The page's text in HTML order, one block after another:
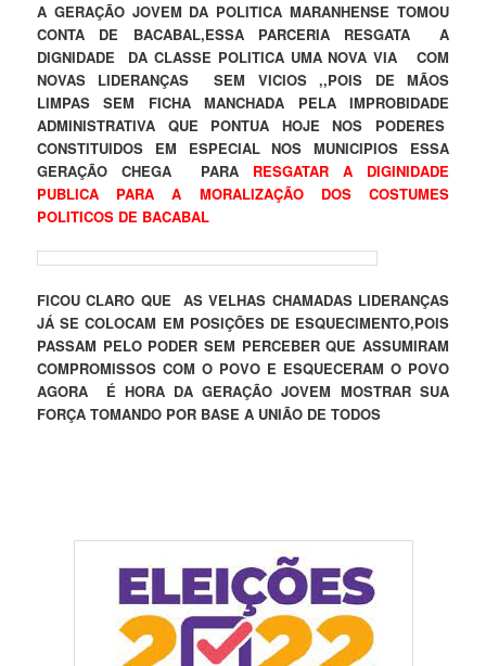
A GERAÇÃO JOVEM DA POLITICA MARANHENSE TOMOU
CONTA DE BACABAL,ESSA PARCERIA RESGATA A
DIGNIDADE DA CLASSE POLITICA UMA NOVA VIA COM
NOVAS LIDERANÇAS SEM VICIOS ,,POIS DE MÃOS
LIMPAS SEM FICHA MANCHADA PELA IMPROBIDADE
ADMINISTRATIVA QUE PONTUA HOJE NOS PODERES
CONSTITUIDOS EM ESPECIAL NOS MUNICIPIOS ESSA
GERAÇÃO CHEGA PARA RESGATAR A DIGINIDADE
PUBLICA PARA A MORALIZAÇÃO DOS COSTUMES
POLITICOS DE BACABAL
FICOU CLARO QUE AS VELHAS CHAMADAS LIDERANÇAS
JÁ SE COLOCAM EM POSIÇÕES DE ESQUECIMENTO,POIS
PASSAM PELO PODER SEM PERCEBER QUE ASSUMIRAM
COMPROMISSOS COM O POVO E ESQUECERAM O POVO
AGORA É HORA DA GERAÇÃO JOVEM MOSTRAR SUA
FORÇA TOMANDO POR BASE A UNIÃO DE TODOS